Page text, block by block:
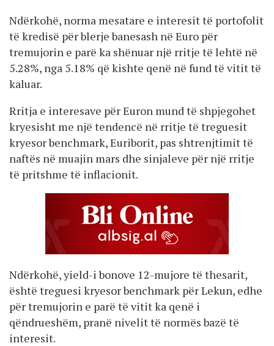
Ndërkohë, norma mesatare e interesit të portofolit
të kredisë për blerje banesash në Euro për
tremujorin e parë ka shënuar një rritje të lehtë në
5.28%, nga 5.18% që kishte qenë në fund të vitit të
kaluar.
Rritja e interesave për Euron mund të shpjegohet
kryesisht me një tendencë në rritje të treguesit
kryesor benchmark, Euriborit, pas shtrenjtimit të
naftës në muajin mars dhe sinjaleve për një rritje
të pritshme të inflacionit.
Ndërkohë, yield-i bonove 12-mujore të thesarit,
është treguesi kryesor benchmark për Lekun, edhe
për tremujorin e parë të vitit ka qenë i
qëndrueshëm, pranë nivelit të normës bazë të
interesit.